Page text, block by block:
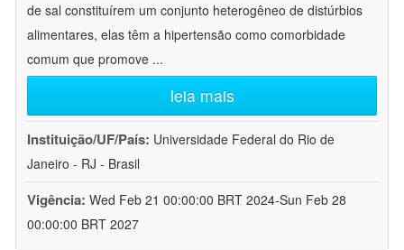
de sal constituírem um conjunto heterogêneo de distúrbios
alimentares, elas têm a hipertensão como comorbidade
comum que promove ...
leia mais
Instituição/UF/País: Universidade Federal do Rio de
Janeiro - RJ - Brasil
Vigência: Wed Feb 21 00:00:00 BRT 2024-Sun Feb 28
00:00:00 BRT 2027